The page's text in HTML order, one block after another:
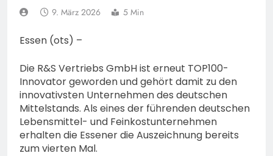
vermisst
4. August 2026
9. März 2026 5 Min
Essen (ots) –
Die R&S Vertriebs GmbH ist erneut TOP100-
Innovator geworden und gehört damit zu den
innovativsten Unternehmen des deutschen
Mittelstands. Als eines der führenden deutschen
Lebensmittel- und Feinkostunternehmen
erhalten die Essener die Auszeichnung bereits
zum vierten Mal.